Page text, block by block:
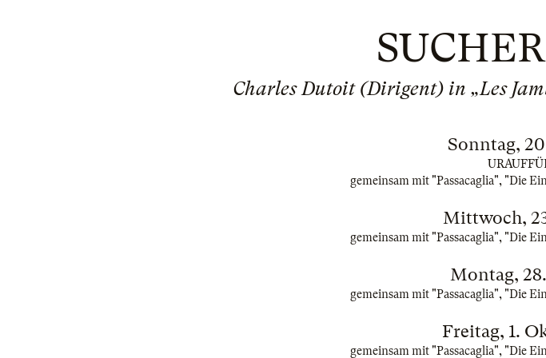
Charles Dutoit (Dirigent) in „Les
Sonntag,
gemeinsam mit "Passacaglia", "Die
Mittwoch,
gemeinsam mit "Passacaglia", "Die
Montag,
gemeinsam mit "Passacaglia", "Die
Freitag, 1.
gemeinsam mit "Passacaglia", "Die